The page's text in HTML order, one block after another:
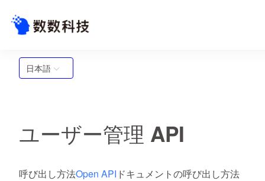
日本語
ユーザー管理 API
呼び出し方法Open API ドキュメントの呼び出し方法